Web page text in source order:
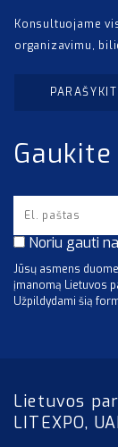
Konsultuojame
organizavimu,
Noriu gauti
Jūsų asmens
įmanomą Lietuvos
Užpildydami šią
Lietuvos
LITEXPO,